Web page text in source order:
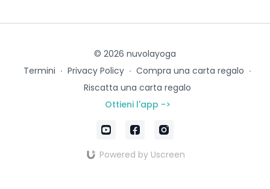
© 2026 nuvolayoga
Termini ∙ Privacy Policy ∙ Compra una carta regalo ∙
Riscatta una carta regalo
Ottieni l'app ->
Powered by Uscreen